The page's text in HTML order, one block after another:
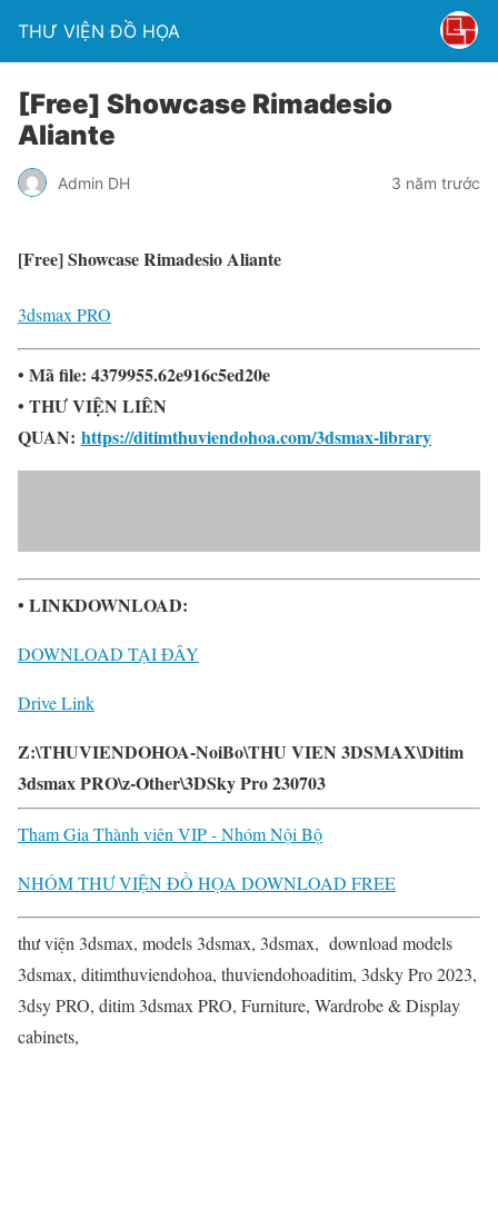
THƯ VIỆN ĐỒ HỌA
[Free] Showcase Rimadesio
Aliante
Admin DH 3 năm trước
[Free] Showcase Rimadesio Aliante
3dsmax PRO
• Mã file: 4379955.62e916c5ed20e
• THƯ VIỆN LIÊN
QUAN: https://ditimthuviendohoa.com/3dsmax-library
• LINKDOWNLOAD:
DOWNLOAD TẠI ĐÂY
Drive Link
Z:\THUVIENDOHOA-NoiBo\THU VIEN 3DSMAX\Ditim
3dsmax PRO\z-Other\3DSky Pro 230703
Tham Gia Thành viên VIP - Nhóm Nội Bộ
NHÓM THƯ VIỆN ĐỒ HỌA DOWNLOAD FREE
thư viện 3dsmax, models 3dsmax, 3dsmax, download models
3dsmax, ditimthuviendohoa, thuviendohoaditim, 3dsky Pro 2023,
3dsy PRO, ditim 3dsmax PRO, Furniture, Wardrobe & Display
cabinets,